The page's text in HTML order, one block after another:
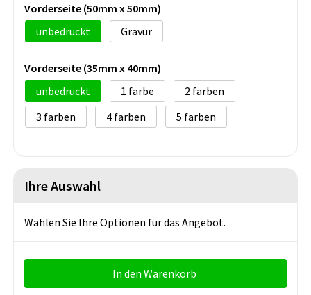
Vorderseite (50mm x 50mm)
unbedruckt
Gravur
Vorderseite (35mm x 40mm)
unbedruckt
1
2
3
4 5
Ihre Auswahl
Wählen Sie Ihre Optionen für das Angebot.
In den Warenkorb